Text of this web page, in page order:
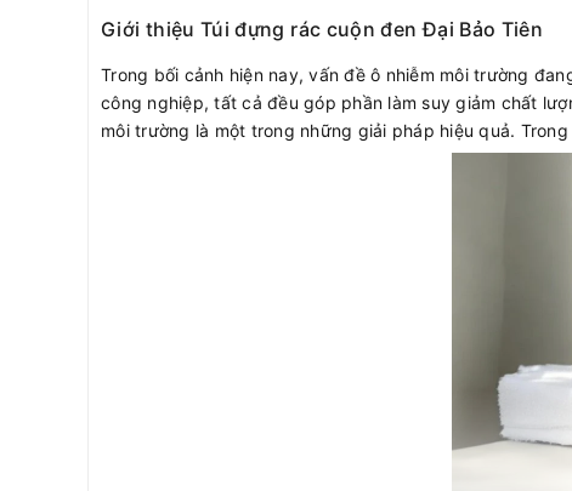
Giới thiệu Túi đựng rác cuộn đen Đại Bảo Tiên
Trong bối cảnh hiện nay, vấn đề ô nhiễm môi trường
công nghiệp, tất cả đều góp phần làm suy giảm chất
môi trường là một trong những giải pháp hiệu quả.